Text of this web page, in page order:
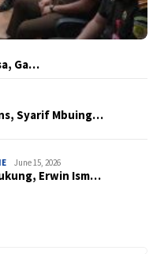
Ga…
Syarif Mbuing…
June 15, 2026
Erwin Ism…